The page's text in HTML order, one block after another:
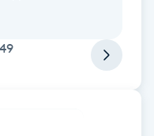
besök hos